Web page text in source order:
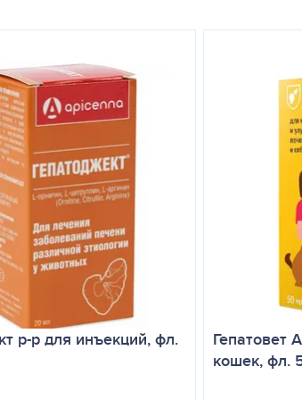
Время достижения максимальной
в виде метаболитов, частично — с желчью.
желчеоттока
их апоптоз
пищеварения
вкусом и возможностью растворения
с кормом или в форме водной суспензии.
кислоты и от 10 до 20 мг
хранить до следующего п
рименения, но не
р-р для инъекций, фл.
Гепатовет
кошек, фл.